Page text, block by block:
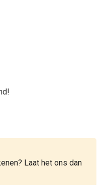
Laat het ons dan